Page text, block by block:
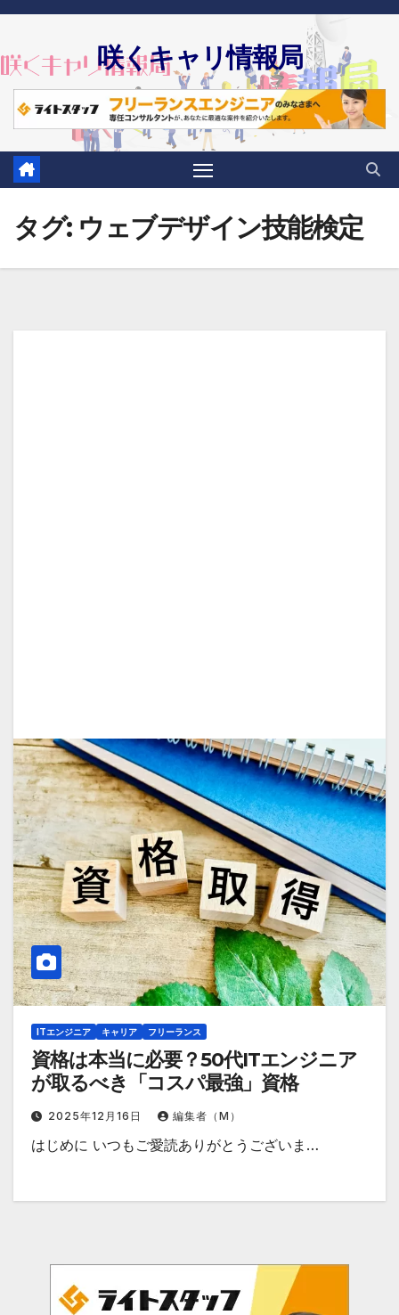
Skip
content
咲くキャリ情報局
タグ: ウェブデザイン技能検定
ITエンジニア キャリア フリーランス
資格は本当に必要？50代ITエンジニア
が取るべき「コスパ最強」資格
2025年12月16日 編集者（M）
はじめに いつもご愛読ありがとうございま…